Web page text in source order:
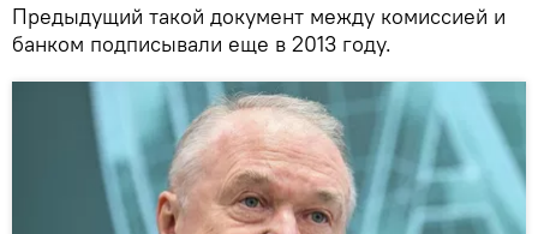
Предыдущий такой документ между комиссией и
банком подписывали еще в 2013 году.